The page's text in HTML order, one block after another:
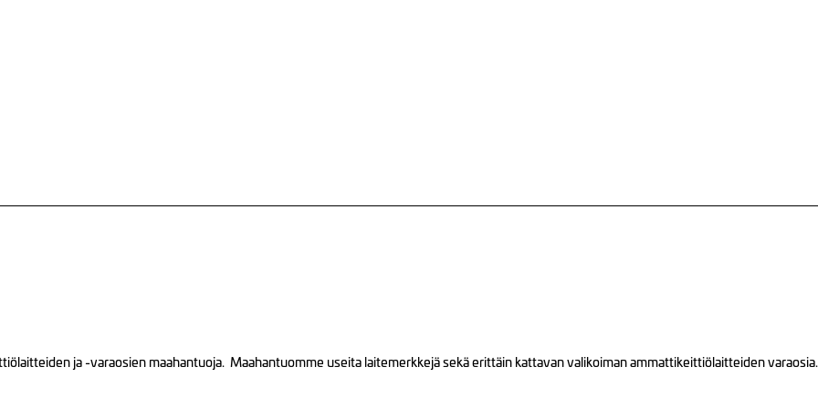
ja -varaosien maahantuoja. Maahantuomme useita laitemerkkejä sekä erittäin kattavan valikoiman ammattikeittiölaitteiden varaosia.